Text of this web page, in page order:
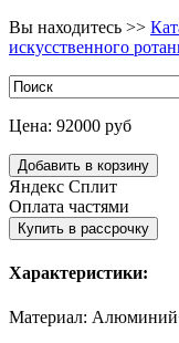
Вы находитесь >>
искусственного
Цена: 92000 руб
Яндекс Сплит
Оплата частями
Характеристики:
Материал: